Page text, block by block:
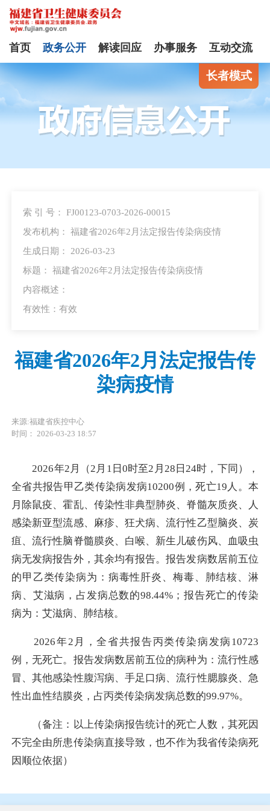
首页 政务公开 解读回应 办事服务 互动交流
长者模式
索 引 号： FJ00123-0703-2026-00015
发布机构： 福建省2026年2月法定报告传染病疫情
生成日期： 2026-03-23
标题： 福建省2026年2月法定报告传染病疫情
内容概述：
有效性：有效
福建省2026年2月法定报告传
染病疫情
来源:福建省疾控中心
时间： 2026-03-23 18:57
2026年2 月（2 月 1 日 0时至2 月 28 日 24时，下同），
全省共报告甲乙类传染病发病10200例，死亡19 人。本
月除鼠疫、霍乱、传染性非典型肺炎、脊髓灰质炎、人
感染新亚型流感、麻疹、狂犬病、流行性乙型脑炎、炭
疽、流行性脑脊髓膜炎、白喉、新生儿破伤风、血吸虫
病无发病报告外，其余均有报告。报告发病数居前五位
的甲乙类传染病为：病毒性肝炎、梅毒、肺结核、淋
病、艾滋病，占发病总数的98.44% ；报告死亡的传染
病为：艾滋病、肺结核。
2026年2 月，全省共报告丙类传染病发病 10723
例，无死亡。报告发病数居前五位的病种为：流行性感
冒、其他感染性腹泻病、手足口病、流行性腮腺炎、急
性出血性结膜炎，占丙类传染病发病总数的99.97%。
（备注：以上传染病报告统计的死亡人数，其死因
不完全由所患传染病直接导致，也不作为我省传染病死
因顺位依据）